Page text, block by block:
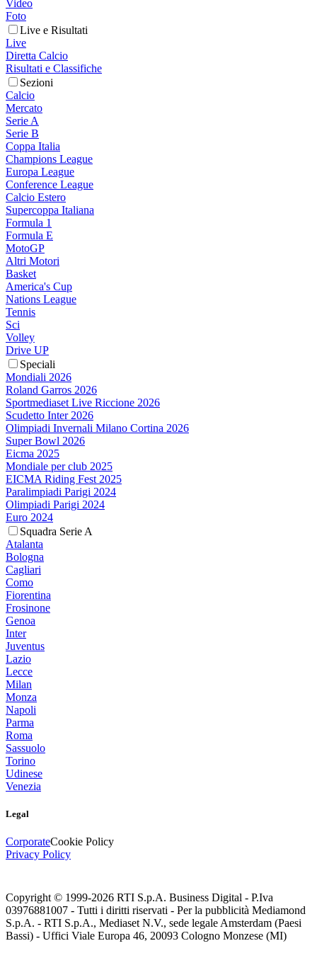
Video
Foto
Live e Risultati
Live
Diretta Calcio
Risultati e Classifiche
Sezioni
Calcio
Mercato
Serie A
Serie B
Coppa Italia
Champions League
Europa League
Conference League
Calcio Estero
Supercoppa Italiana
Formula 1
Formula E
MotoGP
Altri Motori
Basket
America's Cup
Nations League
Tennis
Sci
Volley
Drive UP
Speciali
Mondiali 2026
Roland Garros 2026
Sportmediaset Live Riccione 2026
Scudetto Inter 2026
Olimpiadi Invernali Milano Cortina 2026
Super Bowl 2026
Eicma 2025
Mondiale per club 2025
EICMA Riding Fest 2025
Paralimpiadi Parigi 2024
Olimpiadi Parigi 2024
Euro 2024
Squadra Serie A
Atalanta
Bologna
Cagliari
Como
Fiorentina
Frosinone
Genoa
Inter
Juventus
Lazio
Lecce
Milan
Monza
Napoli
Parma
Roma
Sassuolo
Torino
Udinese
Venezia
Legal
CorporateCookie Policy
Privacy Policy
Copyright © 1999-2026 RTI S.p.A. Business Digital - P.Iva
03976881007 - Tutti i diritti riservati - Per la pubblicità Mediamond
S.p.A. - RTI S.p.A., Mediaset N.V., sede legale Amsterdam (Paesi
Bassi) - Uffici Viale Europa 46, 20093 Cologno Monzese (MI)